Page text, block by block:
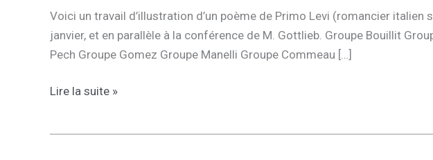
Voici un travail d’illustration d’un poème de Primo Levi (romancier
janvier, et en parallèle à la conférence de M. Gottlieb. Groupe Bouillit
Pech Groupe Gomez Groupe Manelli Groupe Commeau […]
Illustration
Lire la suite »